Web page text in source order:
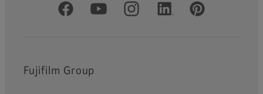
Social media ufficiali
Fujifilm Group